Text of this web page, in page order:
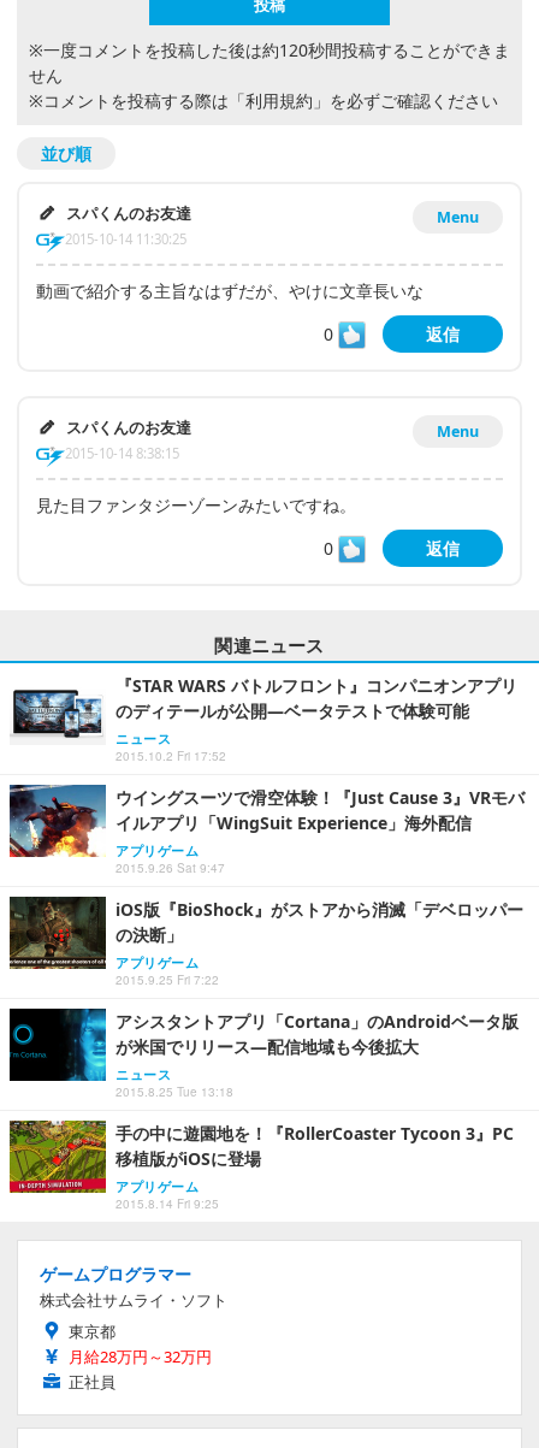
※一度コメントを投稿した後は約120秒間投稿することができま
せん
※コメントを投稿する際は 「利用規約」 を必ずご確認ください
並び順
Menu
スパくんのお友達
2015-10-14 11:30:25
動画で紹介する主旨なはずだが、やけに文章長いな
0
返信
Menu
スパくんのお友達
2015-10-14 8:38:15
見た目ファンタジーゾーンみたいですね。
0
返信
関連ニュース
『STAR WARS バトルフロント』コンパニオンアプリ
のディテールが公開―ベータテストで体験可能
ニュース
2015.10.2 Fri 17:52
ウイングスーツで滑空体験！『Just Cause 3』VRモバ
イルアプリ「WingSuit Experience」海外配信
アプリゲーム
2015.9.26 Sat 9:47
iOS版『BioShock』がストアから消滅「デベロッパー
の決断」
アプリゲーム
2015.9.25 Fri 7:22
アシスタントアプリ「Cortana」のAndroidベータ版
が米国でリリース―配信地域も今後拡大
ニュース
2015.8.25 Tue 13:18
手の中に遊園地を！『RollerCoaster Tycoon 3』PC
移植版がiOSに登場
アプリゲーム
2015.8.14 Fri 9:25
ゲームプログラマー
株式会社サムライ・ソフト
東京都
月給28万円～32万円
正社員